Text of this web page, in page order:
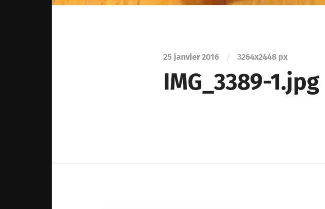
25 janvier 2016 / 3264x2448 px
IMG_3389-1.jpg